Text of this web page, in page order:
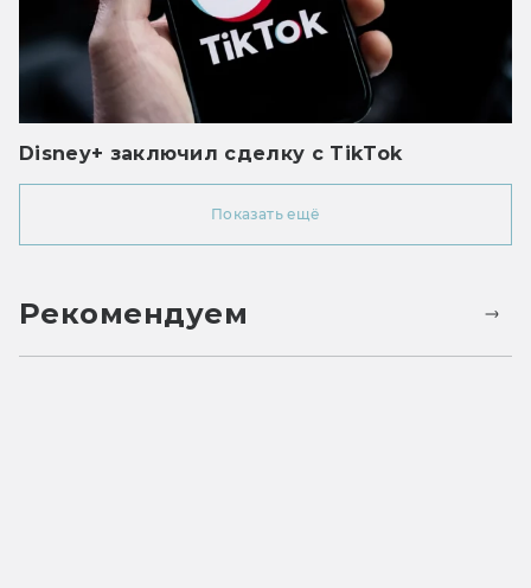
Disney+ заключил сделку с TikTok
Показать ещё
Рекомендуем